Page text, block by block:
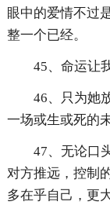
眼中的爱情不过
整一个已经。
45、命运让
46、只为她
一场或生或死的未
47、无论口
对方推远，控制
多在乎自己，更